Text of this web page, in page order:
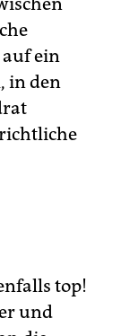
ein
in den
top!
und